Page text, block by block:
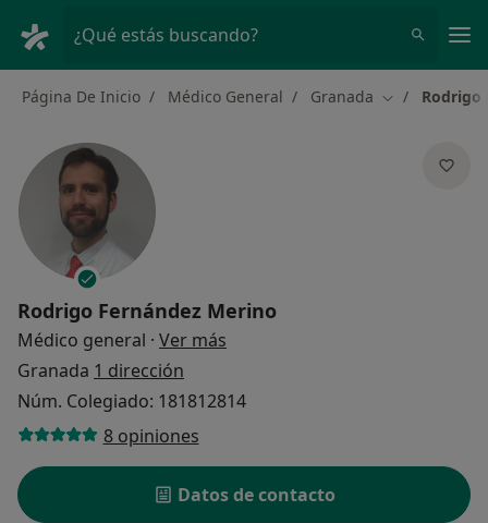
¿Qué estás buscando?
Página De Inicio Médico General Granada Cambiar de
Rodrigo
Rodrigo Fernández Merino
Médico general · Ver más
Granada 1 dirección
Núm. Colegiado: 181812814
8 opiniones
Datos de contacto